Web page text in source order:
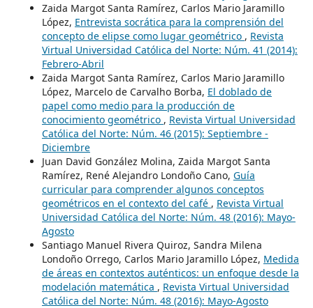
Zaida Margot Santa Ramírez, Carlos Mario Jaramillo
López, Entrevista socrática para la comprensión del
concepto de elipse como lugar geométrico , Revista
Virtual Universidad Católica del Norte: Núm. 41 (2014):
Febrero-Abril
Zaida Margot Santa Ramírez, Carlos Mario Jaramillo
López, Marcelo de Carvalho Borba, El doblado de
papel como medio para la producción de
conocimiento geométrico , Revista Virtual Universidad
Católica del Norte: Núm. 46 (2015): Septiembre -
Diciembre
Juan David González Molina, Zaida Margot Santa
Ramírez, René Alejandro Londoño Cano, Guía
curricular para comprender algunos conceptos
geométricos en el contexto del café , Revista Virtual
Universidad Católica del Norte: Núm. 48 (2016): Mayo-
Agosto
Santiago Manuel Rivera Quiroz, Sandra Milena
Londoño Orrego, Carlos Mario Jaramillo López, Medida
de áreas en contextos auténticos: un enfoque desde la
modelación matemática , Revista Virtual Universidad
Católica del Norte: Núm. 48 (2016): Mayo-Agosto